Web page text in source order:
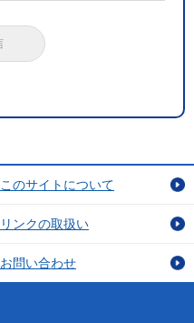
このサイトについて
リンクの取扱い
お問い合わせ